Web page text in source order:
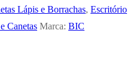
Lápis e Borrachas, Escritório
Canetas Marca: BIC